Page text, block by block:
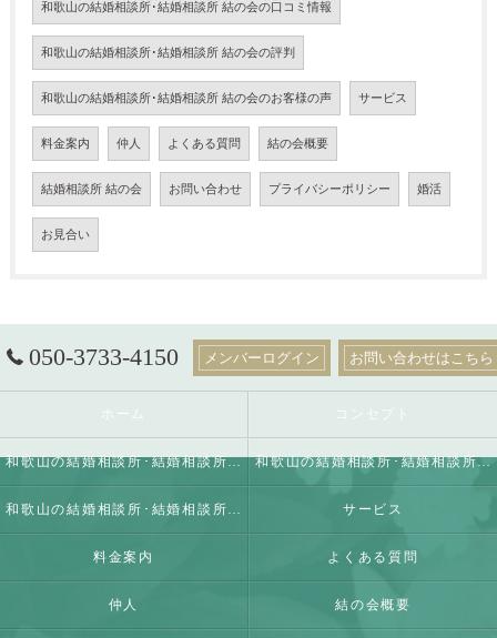
和歌山の結婚相談所･結婚相談所 結の会の口コミ情報
和歌山の結婚相談所･結婚相談所 結の会の評判
和歌山の結婚相談所･結婚相談所 結の会のお客様の声 サービス
料金案内 仲人 よくある質問 結の会概要
結婚相談所 結の会 お問い合わせ プライバシーポリシー 婚活
お見合い
050-3733-4150 メンバーログイン お問い合わせはこちら
ホーム コンセプト
和歌山の結婚相談所･結婚相談所 結の会の口コミ情報 和歌山の結婚相談所･結婚相談所 結の会の評判
和歌山の結婚相談所･結婚相談所 結の会のお客様の声 サービス
料金案内 よくある質問
仲人 結の会概要